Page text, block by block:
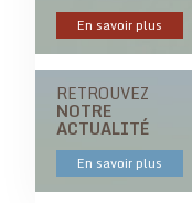
En savoir plus
RETROUVEZ
NOTRE
ACTUALITÉ
En savoir plus